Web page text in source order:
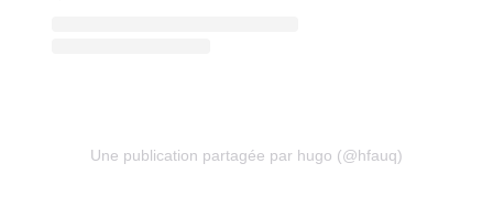
Une publication partagée par hugo (@hfauq)